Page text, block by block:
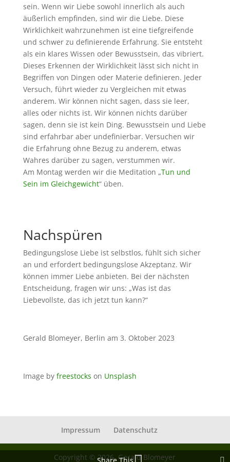
sein. Wenn wir Liebe sowohl innerlich als auch
äußerlich empfinden, sind wir die Liebe. Diese
Wirklichkeit wahrzunehmen ist eine tiefgreifende
und schwer zu definierende Erfahrung. Sie entsteht
als ein klares Wissen oder Bewusstsein, das vibriert.
Dieses Erkennen der Wirklichkeit lässt sich nicht in
Begriffen von Dingen oder Materie definieren. Jeder
Versuch, führt wieder zu Vergleichen mit etwas
anderem. Wir können nicht sagen, dass sie leer,
alles oder nichts ist. Wir können nichts darüber
sagen, denn sie ist kein Ding. Bewusstsein und Liebe
sind erfahrbar aber undefinierbar. Versuchen wir
die Erfahrung ohne Bezug zu anderem, etwas
Wahres darüber zu sagen, verstummen wir.
Am Montag werden wir die Meditation „Tun und
Sein im Gleichgewicht“ üben.
Nachspüren
Bedingungslose Liebe ist selbstlos, fühlt sich sicher
an und erfordert bedingungslose Akzeptanz. Wir
können immer Liebe anbieten. Bei der nächsten
Entscheidung, fragen wir uns: „Was ist das
Liebevollste, das ich jetzt tun kann?“
Gerald Blomeyer, Berlin am 3. Oktober 2023
Image by freestocks on Unsplash
Impressum Datenschutz
Copyright © 2026, Gerald Blomeyer